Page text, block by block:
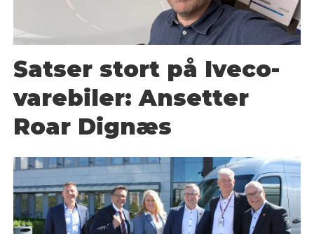
Satser stort på Iveco-
varebiler: Ansetter
Roar Dignæs